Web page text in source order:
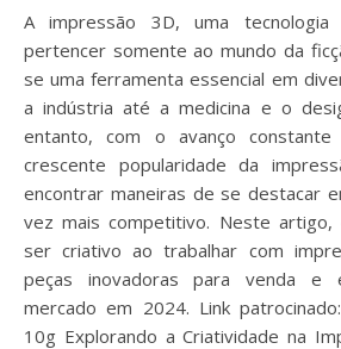
A impressão 3D, uma tecnologia que antes parecia
pertencer somente ao mundo da
se uma ferramenta essencial em
a indústria até a medicina e o
entanto, com o avanço
crescente popularidade da
encontrar maneiras de se destacar
vez mais competitivo. Neste artigo,
ser criativo ao trabalhar com
peças inovadoras para venda e
mercado em 2024. Link
10g Explorando a Criatividade na